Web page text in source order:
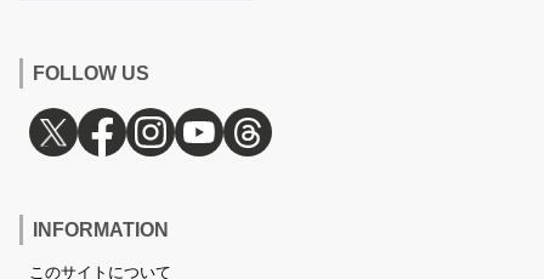
FOLLOW US
INFORMATION
このサイトについて